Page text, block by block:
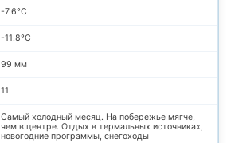
-7.6°C
-11.8°C
99 мм
11
Самый холодный месяц. На побережье мягче,
чем в центре. Отдых в термальных источниках,
новогодние программы, снегоходы